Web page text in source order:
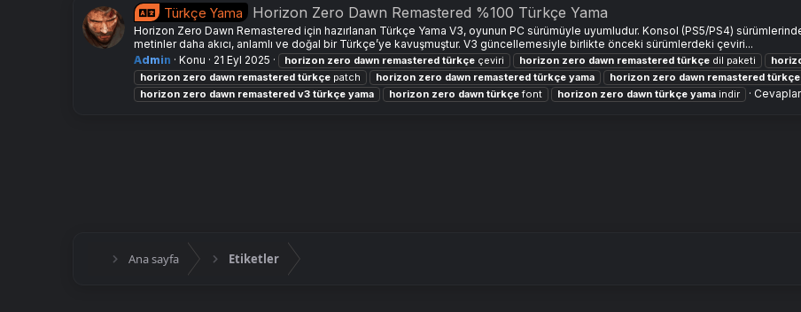
Türkçe Yama Horizon Zero Dawn Remastered %100 Türkçe Yama
Horizon Zero Dawn Remastered için hazırlanan Türkçe Yama V3, oyunun PC sürümüyle uyumludur. Konsol (PS5/PS4)
metinler daha akıcı, anlamlı ve doğal bir Türkçe’ye kavuşmuştur. V3 güncellemesiyle birlikte önceki sürümlerdeki çeviri...
Admin
Konu 21 Eyl 2025 horizon zero dawn remastered türkçe çeviri horizon zero dawn remastered türkçe dil paketi
horizon zero dawn remastered türkçe patch horizon zero dawn remastered türkçe yama horizon zero dawn remastered türkçe
horizon zero dawn remastered v3 türkçe yama horizon zero dawn türkçefont horizon zero dawn türkçe yama indir
Ana sayfa Etiketler